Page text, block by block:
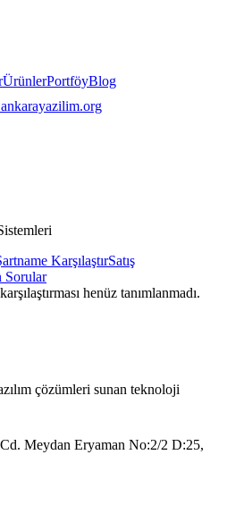
ÜrünlerPortföyBlog
KarşılaştırSatış
Sorular
henüz tanımlanmadı.
çözümleri sunan teknoloji
Meydan Eryaman No:2/2 D:25,